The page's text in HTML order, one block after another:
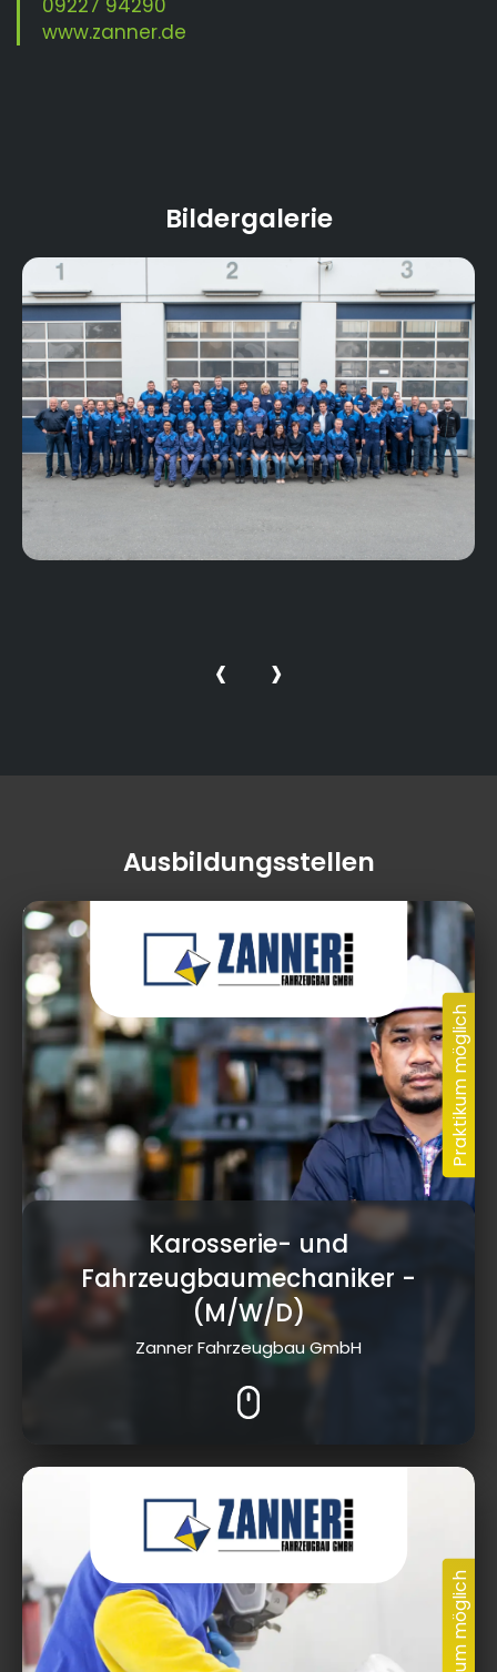
09227 94290
www.zanner.de
Bildergalerie
‹ ›
Ausbildungsstellen
Industriestraße 2, 95502 Himmelkron
Karosserie- und
Fahrzeugbaumechaniker -
(M/W/D)
Zanner Fahrzeugbau GmbH
Industriestraße 2, 95502 Himmelkron